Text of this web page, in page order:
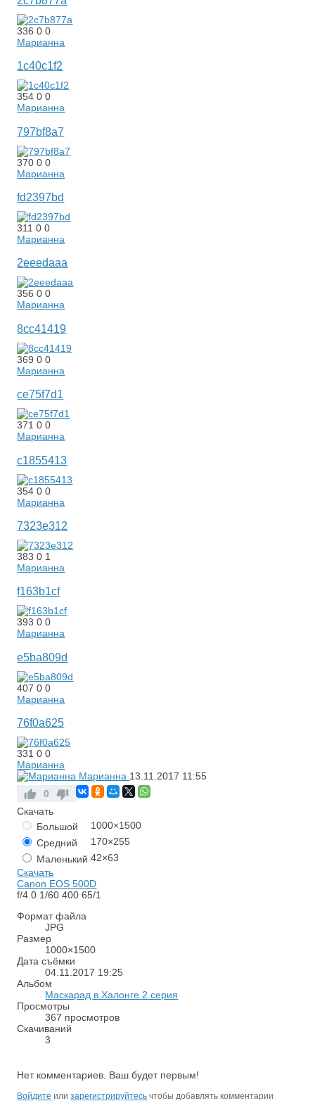
33600
Марианна
1c40c1f2
35400
Марианна
797bf8a7
37000
Марианна
fd2397bd
31100
Марианна
2eeedaaa
35600
Марианна
8cc41419
36900
Марианна
ce75f7d1
37100
Марианна
c1855413
35400
Марианна
7323e312
3830 1
Марианна
f163b1cf
39300
Марианна
e5ba809d
40700
Марианна
76f0a625
33100
Марианна
Марианна 13.11.2017 11:55
0
Скачать
Большой
1000×1500
Средний
170×255
Маленький 42×63
Скачать
Canon EOS 500D
f/4.0 1/60 400 65/1
Формат файла
JPG
Размер
1000×1500
Дата съёмки
04.11.2017 19:25
Альбом
Маскарад в Халонге 2 серия
Просмотры
367 просмотров
Скачиваний
3
Нет комментариев. Ваш будет первым!
Войдите илизарегистрируйтесь чтобы добавлять комментарии